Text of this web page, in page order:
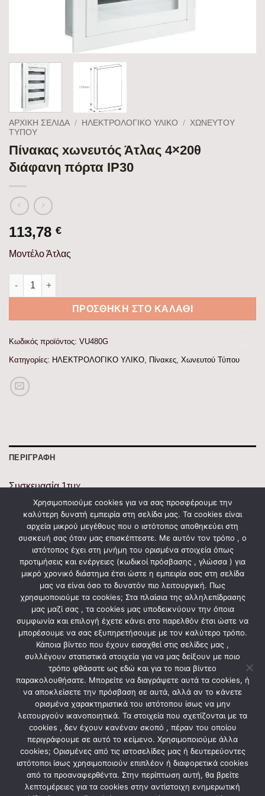
ΑΡΧΙΚΉ ΣΕΛΊΔΑ / ΗΛΕΚΤΡΟΛΟΓΙΚΟ ΥΛΙΚΟ / ΧΩΝΕΥΤΟΎ
ΤΎΠΟΥ
Πίνακας xωνευτός Άτλας 4×20θ
διάφανη πόρτα IP30
113,78 €
Μοντέλο Άτλας
Πίνακας xωνευτός Άτλας 4x20θ διάφανη πόρτα IP30 ποσότητα
ΠΡΟΣΘΉΚΗ ΣΤΟ ΚΑΛΆΘΙ
Κωδικός προϊόντος: VU480G
Κατηγορίες: ΗΛΕΚΤΡΟΛΟΓΙΚΟ ΥΛΙΚΟ, Πίνακες, Χωνευτού Τύπου
ΠΕΡΙΓΡΑΦΉ
Συσκευασία 1τμχ.
Συσκευασία 1τμχ.
Θέσεις 20
Κλέμες 4×18
Βαθμός Προστασίας IP30
Διαστάσεις 510x80x728mm
Σειρές 4
ΣΧΕΤΙΚΆ ΠΡΟΪΌΝΤΑ
ΗΛΕΚΤΡΟΛΟΓΙΚΟ ΥΛΙΚΟ
Πολύπριζο 4 θέσεων με
ΗΛΕΚΤΡΟΛΟΓΙΚΟ ΥΛΙΚΟ
Πολύπριζο 5 θέσεων με
Χρησιμοποιούμε cookies για να σας προσφέρουμε την
καλύτερη δυνατή εμπειρία στη σελίδα μας. Τα cookies είναι
αρχεία μικρού μεγέθους που ο ιστότοπος αποθηκεύει στη
συσκευή σας όταν μας επισκέπτεστε. Με αυτόν τον τρόπο , ο
ιστότοπος έχει στη μνήμη του ορισμένα στοιχεία όπως
προτιμήσεις και ενέργειες (κωδικοί πρόσβασης , γλώσσα ) για
μικρό χρονικό διάστημα έτσι ώστε η εμπειρία σας στη σελίδα
μας να είναι όσο το δυνατόν πιο λειτουργική. Πως
χρησιμοποιούμε τα cookies; Στα πλαίσια της αλληλεπίδρασης
μας μαζί σας , τα cookies μας υποδεικνύουν την όποια
συμφωνία και επιλογή έχετε κάνει στο παρελθόν έτσι ώστε να
μπορέσουμε να σας εξυπηρετήσουμε με τον καλύτερο τρόπο.
Κάποια βίντεο που έχουν εισαχθεί στις σελίδες μας ,
συλλέγουν στατιστικά στοιχεία για να μας δείξουν με ποιο
τρόπο φθάσατε ως εδώ και για το ποια βίντεο
παρακολουθήσατε. Μπορείτε να διαγράψετε αυτά τα cookies, ή
να αποκλείσετε την πρόσβαση σε αυτά, αλλά αν το κάνετε
ορισμένα χαρακτηριστικά του ιστότοπου ίσως να μην
λειτουργούν ικανοποιητικά. Τα στοιχεία που σχετίζονται με τα
cookies , δεν έχουν κανέναν σκοπό , πέραν του οποίου
περιγράφουμε σε αυτό το κείμενο. Χρησιμοποιούμε άλλα
cookies; Ορισμένες από τις ιστοσελίδες μας ή δευτερεύοντες
ιστότοποι ίσως χρησιμοποιούν επιπλέον ή διαφορετικά cookies
από τα προαναφερθέντα. Στην περίπτωση αυτή, θα βρείτε
λεπτομέρειες για τα cookies στην αντίστοιχη ενημερωτική